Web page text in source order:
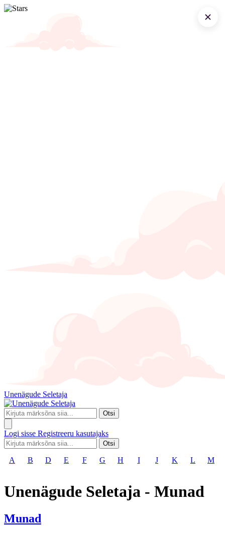
Unenägude Seletaja
Otsi
Logi sisse Registreeru kasutajaks
Otsi
A B D E F G H I J K L M
Unenägude Seletaja - Munad
Munad